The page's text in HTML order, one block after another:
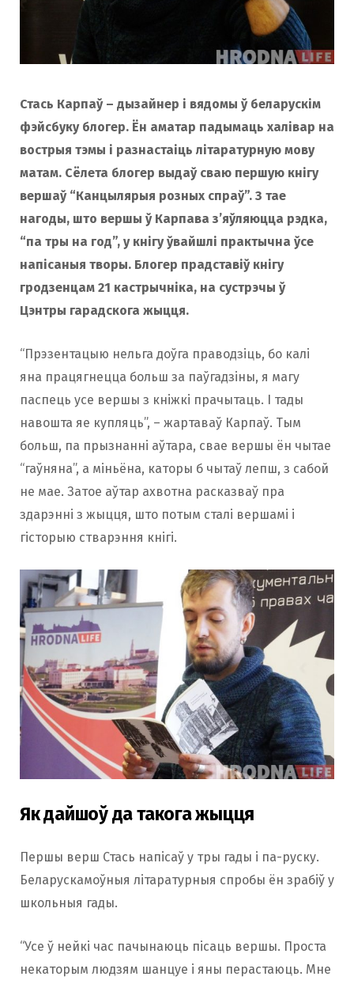
Стась Карпаў – дызайнер і вядомы ў беларускім
фэйсбуку блогер. Ён аматар падымаць халівар на
вострыя тэмы і разнастаіць літаратурную мову
матам. Сёлета блогер выдаў сваю першую кнігу
вершаў “Канцылярыя розных спраў”. З тае
нагоды, што вершы ў Карпава з’яўляюцца рэдка,
“па тры на год”, у кнігу ўвайшлі практычна ўсе
напісаныя творы. Блогер прадставіў кнігу
гродзенцам 21 кастрычніка, на сустрэчы ў
Цэнтры гарадскога жыцця.
“Прэзентацыю нельга доўга праводзіць, бо калі
яна працягнецца больш за паўгадзіны, я магу
паспець усе вершы з кніжкі прачытаць. І тады
навошта яе купляць”, – жартаваў Карпаў. Тым
больш, па прызнанні аўтара, свае вершы ён чытае
“гаўняна”, а міньёна, каторы б чытаў лепш, з сабой
не мае. Затое аўтар ахвотна расказваў пра
здарэнні з жыцця, што потым сталі вершамі і
гісторыю стварэння кнігі.
Як дайшоў да такога жыцця
Першы верш Стась напісаў у тры гады і па-руску.
Беларускамоўныя літаратурныя спробы ён зрабіў у
школьныя гады.
“Усе ў нейкі час пачынаюць пісаць вершы. Проста
некаторым людзям шанцуе і яны перастаюць. Мне